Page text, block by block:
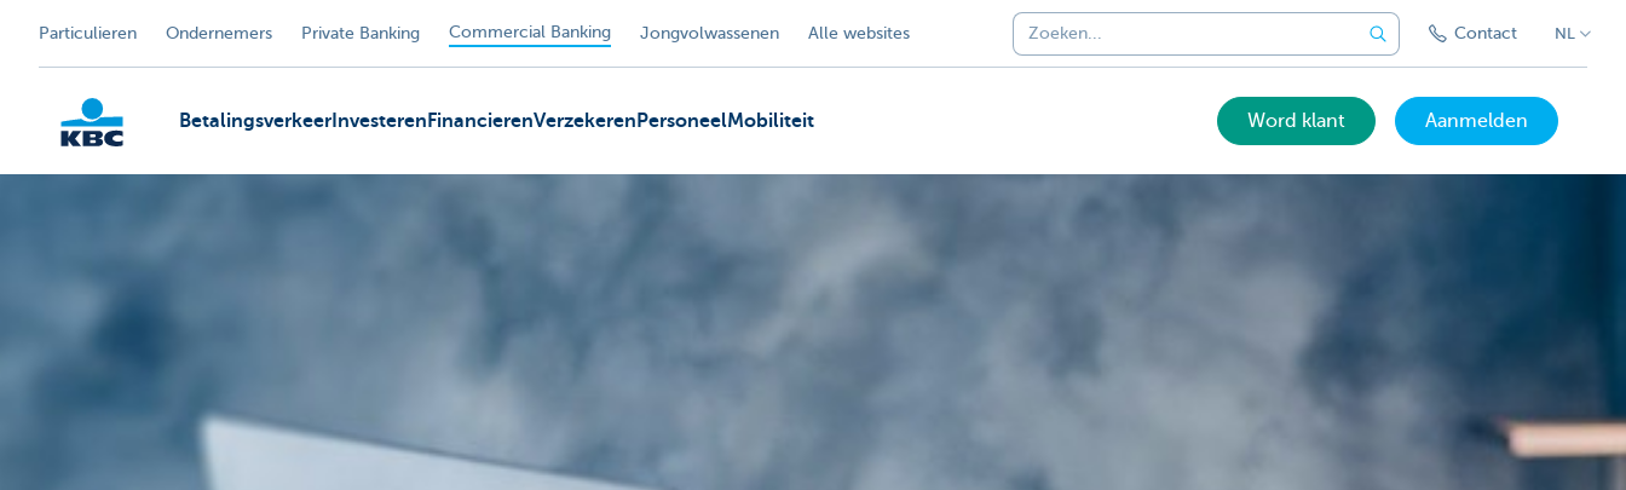
Particulieren Ondernemers Private Banking Commercial Banking Jongvolwassenen Alle websites Contact NL
Betalingsverkeer Investeren FinancierenVerzekeren PersoneelMobiliteit Word klant Aanmelden